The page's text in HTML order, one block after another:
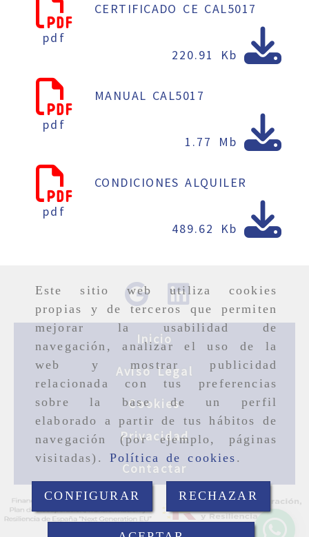
Este sitio web utiliza cookies
propias y de terceros que permiten
mejorar la usabilidad de
navegación, analizar el uso de la
web y mostrar publicidad
relacionada con tus preferencias
sobre la base de un perfil
elaborado a partir de tus hábitos de
navegación (por ejemplo, páginas
visitadas). Política de cookies .
CONFIGURAR RECHAZAR
pdf
CERTIFICADO CE CAL5017
220.91 Kb
pdf
MANUAL CAL5017
1.77 Mb
pdf
CONDICIONES ALQUILER
489.62 Kb
Inicio
Aviso Legal
Cookies
Privacidad
Contactar